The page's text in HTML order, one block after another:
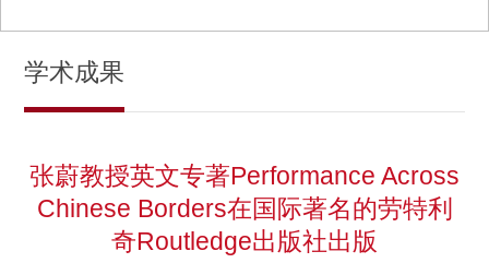
学术成果
张蔚教授英文专著Performance Across
Chinese Borders在国际著名的劳特利
奇Routledge出版社出版